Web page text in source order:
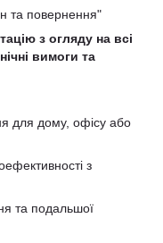
та повернення"
з огляду на всі
вимоги та
для дому, офісу або
з
та подальшої